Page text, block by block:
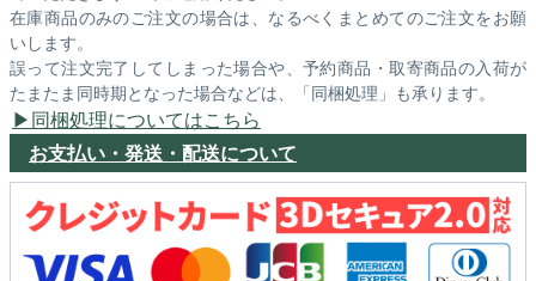
在庫商品のみのご注文の場合は、なるべくまとめてのご注文をお願
いします。
誤って注文完了してしまった場合や、予約商品・取寄商品の入荷が
たまたま同時期となった場合などは、「同梱処理」も承ります。
同梱処理についてはこちら
お支払い・発送・配送について